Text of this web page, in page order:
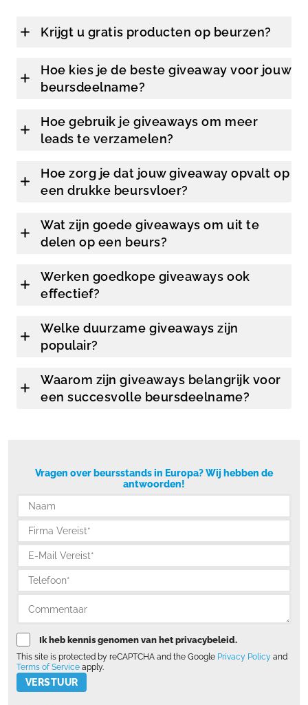
Krijgt u gratis producten op beurzen?
Hoe kies je de beste giveaway voor jouw
beursdeelname?
Hoe gebruik je giveaways om meer
leads te verzamelen?
Hoe zorg je dat jouw giveaway opvalt op
een drukke beursvloer?
Wat zijn goede giveaways om uit te
delen op een beurs?
Werken goedkope giveaways ook
effectief?
Welke duurzame giveaways zijn
populair?
Waarom zijn giveaways belangrijk voor
een succesvolle beursdeelname?
Vragen over beursstands in Europa? Wij hebben de
antwoorden!
Ik heb kennis genomen van het privacybeleid.
This site is protected by reCAPTCHA and the Google Privacy Policy and
Terms of Service apply.
Please leave this field empty.